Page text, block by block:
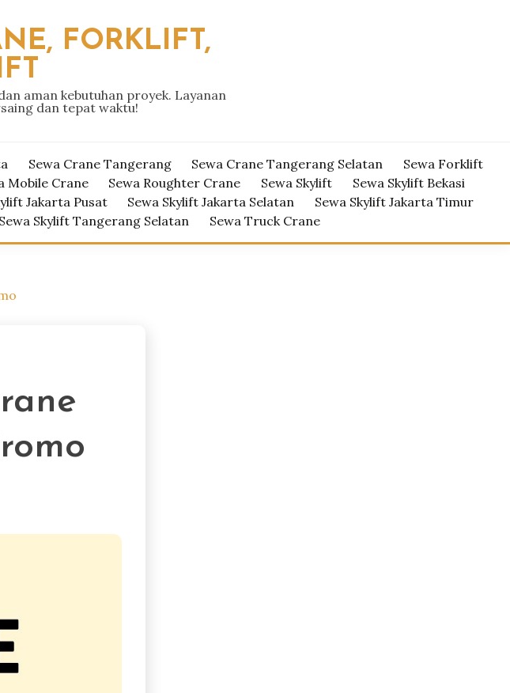
FORKLIFT,
aman kebutuhan proyek. Layanan
dan tepat waktu!
Sewa Crane Tangerang Sewa Crane Tangerang Selatan
Sewa Forklift
Mobile Crane Sewa Roughter Crane Sewa Skylift
Sewa Skylift Bekasi
Jakarta Pusat Sewa Skylift Jakarta Selatan
Sewa Skylift Jakarta Timur
Sewa Skylift Tangerang Selatan Sewa Truck Crane